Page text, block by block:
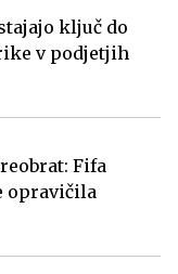
ključ do
v podjetjih
Fifa
opravičila